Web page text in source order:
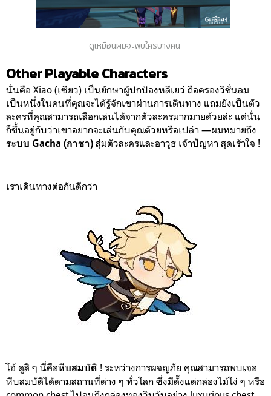
ดูเหมือนผมจะพบใครบางคน
Other Playable Characters
นั่นคือ Xiao (เซียว) เป็นยักษาผู้ปกป้องหลีเยว่ ถือครองวิชั่นลม
เป็นหนึ่งในคนที่คุณจะได้รู้จักเขาผ่านการเดินทาง แถมยังเป็นตัว
ละครที่คุณสามารถเลือกเล่นได้จากตัวละครมากมายด้วยล่ะ แต่นั่น
ก็ขึ้นอยู่กับว่าเขาอยากจะเล่นกับคุณด้วยหรือเปล่า —ผมหมายถึง
ระบบ Gacha (กาชา) สุ่มตัวละครและอาวุธ เจ้าปัญหา สุดเร้าใจ !
เราเดินทางต่อกันดีกว่า
โอ้ ดูสิ ๆ นี่คือหีบสมบัติ ! ระหว่างการผจญภัย คุณสามารถพบเจอ
หีบสมบัติได้ตามสถานที่ต่าง ๆ ทั่วโลก ซึ่งมีตั้งแต่กล่องไม้โง่ ๆ หรือ